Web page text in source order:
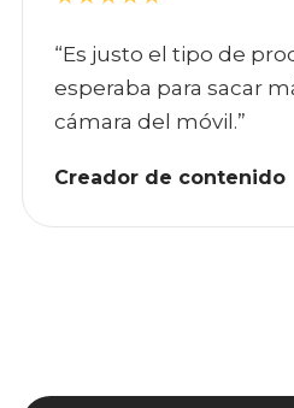
“Es justo el tipo de
esperaba para sacar
cámara del móvil.”
Creador de contenido